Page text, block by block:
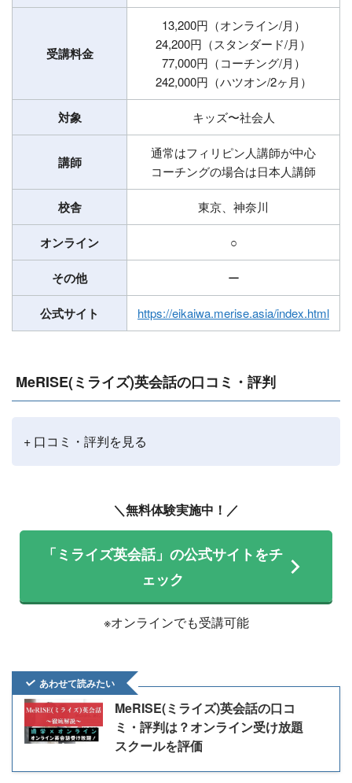
受講料金
13,200円（オンライン/月）
24,200円（スタンダード/月）
77,000円（コーチング/月）
242,000円（ハツオン/2ヶ月）
対象 キッズ〜社会人
講師
通常はフィリピン人講師が中心
コーチングの場合は日本人講師
校舎 東京、神奈川
オンライン ○
その他 ー
公式サイト https://eikaiwa.merise.asia/index.html
MeRISE(ミライズ)英会話の口コミ・評判
+ 口コミ・評判を見る
＼無料体験実施中！／
「ミライズ英会話」の公式サイトをチ
ェック
※オンラインでも受講可能
あわせて読みたい
MeRISE(ミライズ)英会話の口コ
ミ・評判は？オンライン受け放題
スクールを評価